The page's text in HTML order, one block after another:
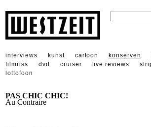
interviews kunst cartoon konserven
filmriss
dvd cruiser live reviews
lottofoon
PAS CHIC CHIC!
Au Contraire